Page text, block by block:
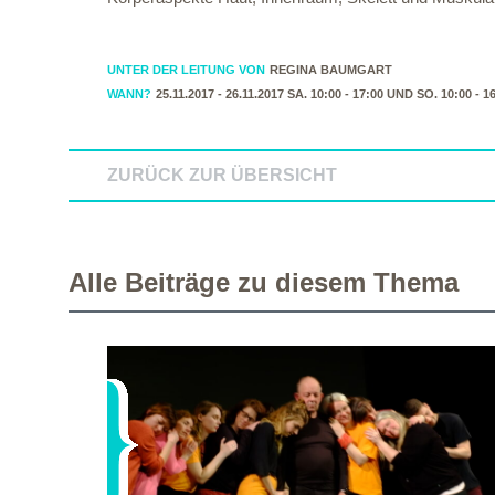
UNTER DER LEITUNG VON REGINA BAUMGART
WANN? 25.11.2017 - 26.11.2017 SA. 10:00 - 17:00 UND SO. 10:00 -
ZURÜCK ZUR ÜBERSICHT
Alle Beiträge zu diesem Thema